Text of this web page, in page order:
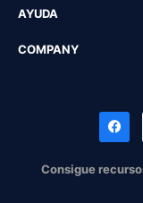
AYUDA
COMPANY
Consigue